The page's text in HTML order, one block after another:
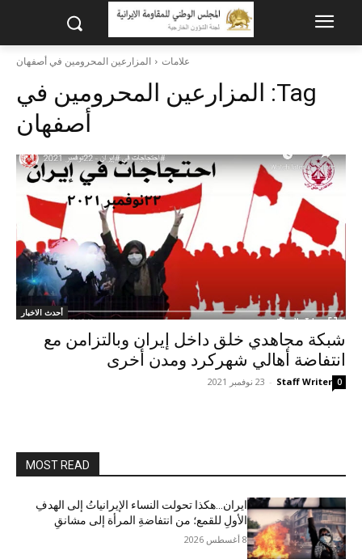
علامات المزارعين المحرومين في أصفهان
Tag: المزارعين المحرومين في
أصفهان
أحدث الاخبار
شبکة مجاهدي خلق داخل إيران وبالتزامن مع
انتفاضة أهالي شهركرد ومدن أخرى
Staff Writer
- 23 نوفمبر 2021 0
MOST READ
ایران…هکذا تحولت النساء الإيرانياتُ إلى الهدفِ
الأولِ للقمع؛ من انتفاضةِ المرأة إلى مشانقِ
8 أغسطس 2026